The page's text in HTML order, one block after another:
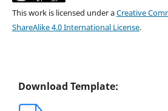
This work is licensed under aCreative
ShareAlike 4.0 International License.
Download Template: